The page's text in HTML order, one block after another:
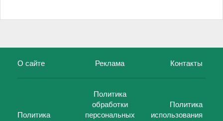
О сайте Реклама Контакты
Политика
Политика
обработки
персональных
Политика
использования